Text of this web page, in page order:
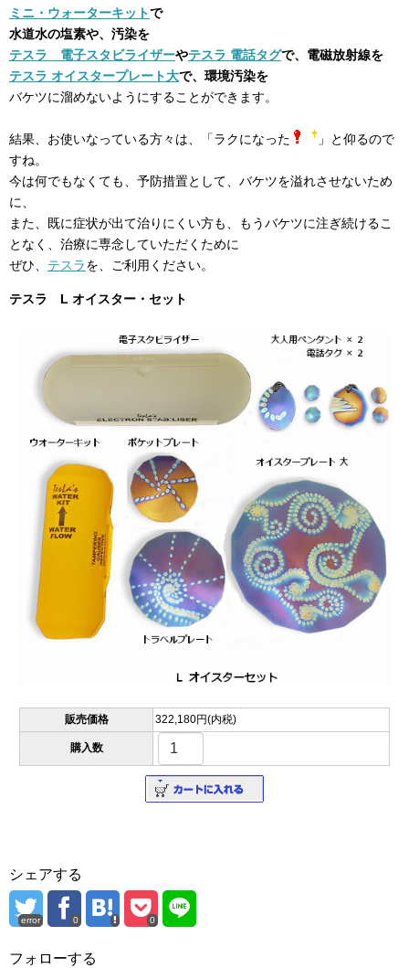
ミニ・ウォーターキットで
水道水の塩素や、汚染を
テスラ 電子スタビライザーやテスラ 電話タグで、電磁放射線を
テスラ オイスタープレート大で、環境汚染を
バケツに溜めないようにすることができます。
結果、お使いなっている方々は、「ラクになった
」と仰るので
すね。
今は何でもなくても、予防措置として、バケツを溢れさせないため
に、
また、既に症状が出て治りにくい方も、もうバケツに注ぎ続けるこ
となく、治療に専念していただくために
ぜひ、 テスラを、ご利用ください。
テスラ L オイスター・セット
販売価格 322,180円(内税)
購入数
シェアする
error 0 0
フォローする